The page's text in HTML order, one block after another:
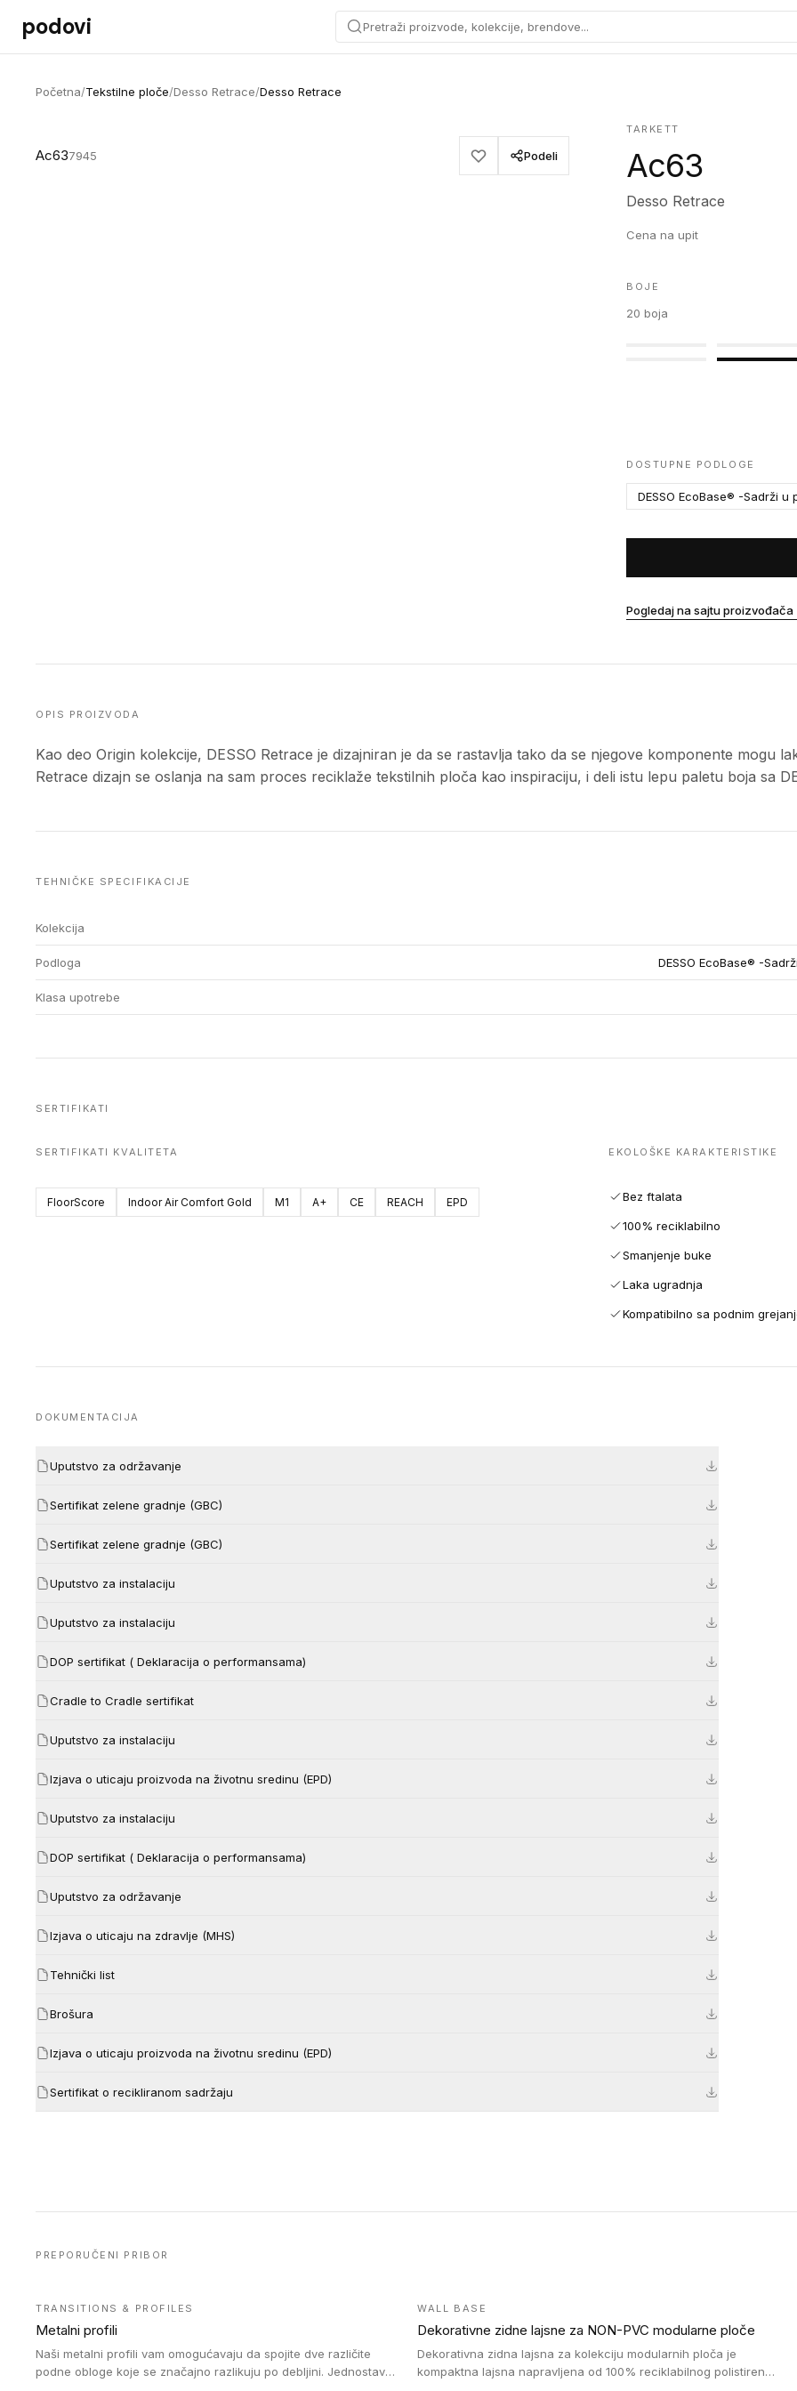
Preskoči na sadržaj
podovi Pretraži proizvode, kolekcije, brendove...
Početna/Tekstilne ploče/Desso Retrace/Desso Retrace
Ac637945 Podeli
TARKETT
Ac63
Desso Retrace
Cena na upit
BOJE
20 boja
DOSTUPNE PODLOGE
DESSO EcoBase® -Sadrži
Pogledaj na sajtu proizvođača
OPIS PROIZVODA
Kao deo Origin kolekcije, DESSO Retrace je dizajniran je da se rastavlja tako da se njegove komponente mogu
Retrace dizajn se oslanja na sam proces reciklaže tekstilnih ploča kao inspiraciju, i deli istu lepu paletu boja sa
TEHNIČKE SPECIFIKACIJE
Kolekcija
Podloga DESSO EcoBase® -
Klasa upotrebe
SERTIFIKATI
SERTIFIKATI KVALITETA
FloorScore Indoor Air Comfort Gold M1 A+ CE REACH EPD
EKOLOŠKE KARAKTERISTIKE
Bez ftalata
100% reciklabilno
Smanjenje buke
Laka ugradnja
Kompatibilno sa podnim
DOKUMENTACIJA
Uputstvo za održavanje
Sertifikat zelene gradnje (GBC)
Sertifikat zelene gradnje (GBC)
Uputstvo za instalaciju
Uputstvo za instalaciju
DOP sertifikat ( Deklaracija o performansama)
Cradle to Cradle sertifikat
Uputstvo za instalaciju
Izjava o uticaju proizvoda na životnu sredinu (EPD)
Uputstvo za instalaciju
DOP sertifikat ( Deklaracija o performansama)
Uputstvo za održavanje
Izjava o uticaju na zdravlje (MHS)
Tehnički list
Brošura
Izjava o uticaju proizvoda na životnu sredinu (EPD)
Sertifikat o recikliranom sadržaju
PREPORUČENI PRIBOR
TRANSITIONS & PROFILES
Metalni profili
Naši metalni profili vam omogućavaju da spojite dve različite
podne obloge koje se značajno razlikuju po debljini. Jednostavni
WALL BASE
Dekorativne zidne lajsne za NON-PVC modularne ploče
Dekorativna zidna lajsna za kolekciju modularnih ploča je
kompaktna lajsna napravljena od 100% reciklabilnog polistirena,